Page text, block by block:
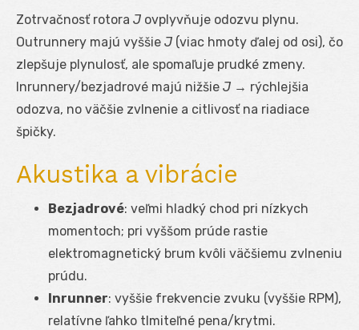
Zotrvačnosť rotora J ovplyvňuje odozvu plynu.
Outrunnery majú vyššie J (viac hmoty ďalej od osi), čo
zlepšuje plynulosť, ale spomaľuje prudké zmeny.
Inrunnery/bezjadrové majú nižšie J → rýchlejšia
odozva, no väčšie zvlnenie a citlivosť na riadiace
špičky.
Akustika a vibrácie
Bezjadrové: veľmi hladký chod pri nízkych
momentoch; pri vyššom prúde rastie
elektromagnetický brum kvôli väčšiemu zvlneniu
prúdu.
Inrunner: vyššie frekvencie zvuku (vyššie RPM),
relatívne ľahko tlmiteľné pena/krytmi.